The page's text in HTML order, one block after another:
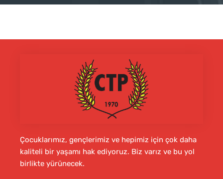
Çocuklarımız, gençlerimiz ve hepimiz için çok daha
kaliteli bir yaşamı hak ediyoruz. Biz varız ve bu yol
birlikte yürünecek.